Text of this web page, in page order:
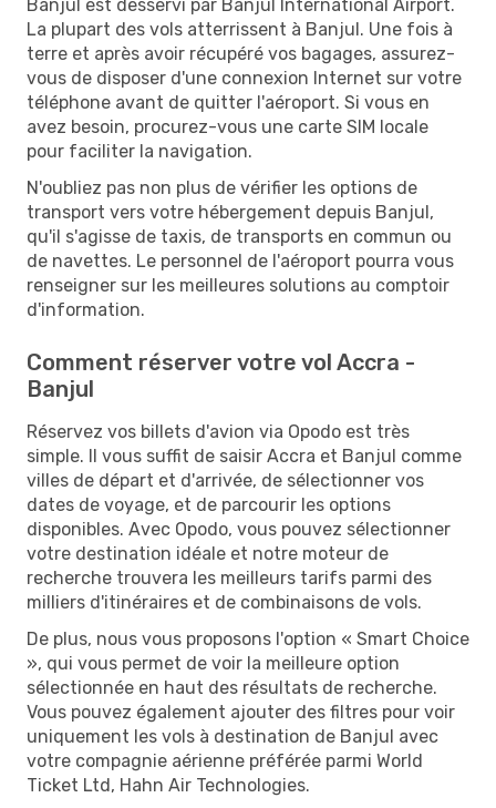
Banjul est desservi par Banjul International Airport.
La plupart des vols atterrissent à Banjul. Une fois à
terre et après avoir récupéré vos bagages, assurez-
vous de disposer d'une connexion Internet sur votre
téléphone avant de quitter l'aéroport. Si vous en
avez besoin, procurez-vous une carte SIM locale
pour faciliter la navigation.
N'oubliez pas non plus de vérifier les options de
transport vers votre hébergement depuis Banjul,
qu'il s'agisse de taxis, de transports en commun ou
de navettes. Le personnel de l'aéroport pourra vous
renseigner sur les meilleures solutions au comptoir
d'information.
Comment réserver votre vol Accra -
Banjul
Réservez vos billets d'avion via Opodo est très
simple. Il vous suffit de saisir Accra et Banjul comme
villes de départ et d'arrivée, de sélectionner vos
dates de voyage, et de parcourir les options
disponibles. Avec Opodo, vous pouvez sélectionner
votre destination idéale et notre moteur de
recherche trouvera les meilleurs tarifs parmi des
milliers d'itinéraires et de combinaisons de vols.
De plus, nous vous proposons l'option « Smart Choice
», qui vous permet de voir la meilleure option
sélectionnée en haut des résultats de recherche.
Vous pouvez également ajouter des filtres pour voir
uniquement les vols à destination de Banjul avec
votre compagnie aérienne préférée parmi World
Ticket Ltd, Hahn Air Technologies.